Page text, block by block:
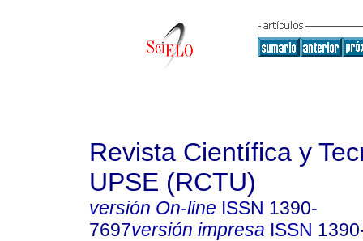
Revista Científica y
UPSE (RCTU)
versión On-line ISSN 1390-
7697versión impresa ISSN